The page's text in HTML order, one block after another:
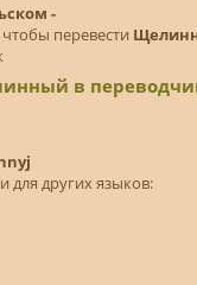
-
перевести
в
для других языков: